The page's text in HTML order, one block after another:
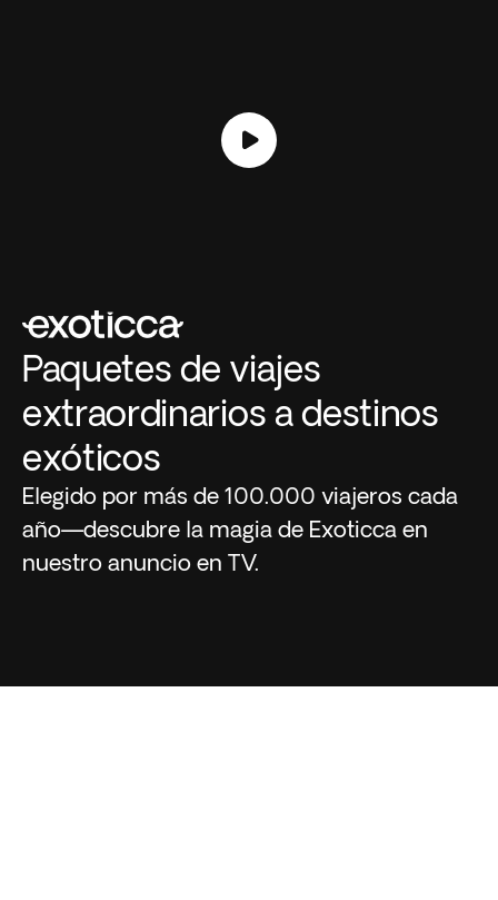
Paquetes de viajes
extraordinarios a destinos
exóticos
Elegido por más de 100.000 viajeros cada
año—descubre la magia de Exoticca en
nuestro anuncio en TV.